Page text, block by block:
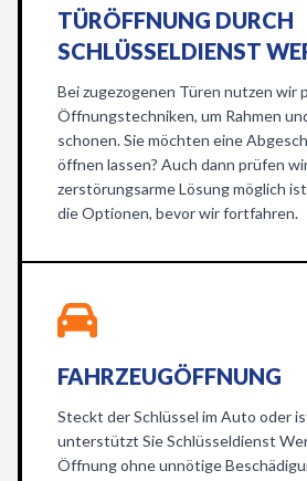
TÜRÖFFNUNG DURCH
SCHLÜSSELDIENST
Bei zugezogenen Türen nutzen wir
Öffnungstechniken, um Rahmen
schonen. Sie möchten eine
öffnen lassen? Auch dann prüfen
zerstörungsarme Lösung möglich
die Optionen, bevor wir fortfahren.
FAHRZEUGÖFFNUNG
Steckt der Schlüssel im Auto oder
unterstützt Sie Schlüsseldienst
Öffnung ohne unnötige